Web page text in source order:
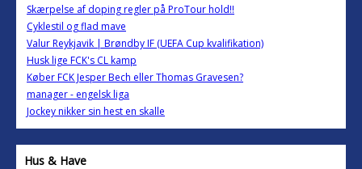
Skærpelse af doping regler på ProTour hold!!
Cyklestil og flad mave
Valur Reykjavik | Brøndby IF (UEFA Cup kvalifikation)
Husk lige FCK's CL kamp
Køber FCK Jesper Bech eller Thomas Gravesen?
manager - engelsk liga
Jockey nikker sin hest en skalle
Hus & Have